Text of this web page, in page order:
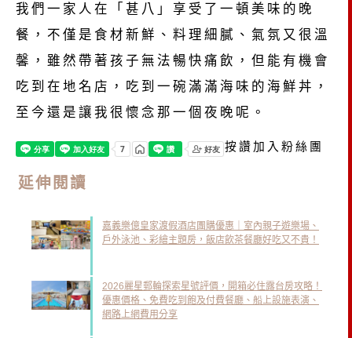
我們一家人在「甚八」享受了一頓美味的晚
餐，不僅是食材新鮮、料理細膩、氣氛又很溫
馨，雖然帶著孩子無法暢快痛飲，但能有機會
吃到在地名店，吃到一碗滿滿海味的海鮮丼，
至今還是讓我很懷念那一個夜晚呢。
按讚加入粉絲團
延伸閱讀
嘉義樂億皇家渡假酒店團購優惠｜室內親子遊樂場、
戶外泳池、彩繪主題房，飯店飲茶餐廳好吃又不貴！
2026麗星郵輪探索星號評價，開箱必住露台房攻略！
優惠價格、免費吃到飽及付費餐廳、船上設施表演、
網路上網費用分享